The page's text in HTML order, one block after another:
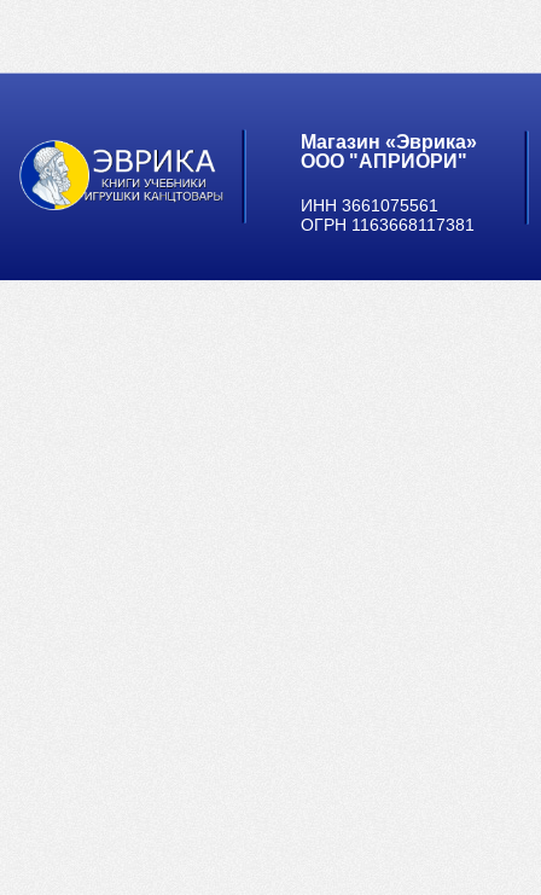
Магазин «Эврика»
ООО "АПРИОРИ"
ИНН 3661075561
ОГРН 1163668117381